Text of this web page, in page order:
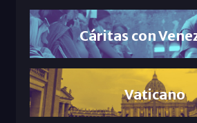
Cáritas con
Vaticano